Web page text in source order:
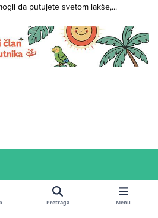
da putujete svetom lakše,...
zadržana. Sadržaj u
sekciji i na
Pretraga Menu